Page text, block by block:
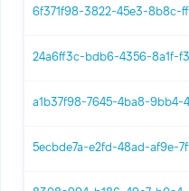
6f371f98-3822-45e3-8b8c-
24a6ff3c-bdb6-4356-8a1f-
a1b37f98-7645-4ba8-9bb4-
5ecbde7a-e2fd-48ad-af9e-